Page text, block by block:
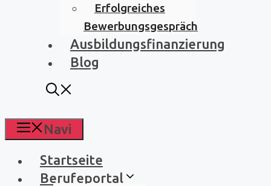
Erfolgreiches
Bewerbungsgespräch
Ausbildungsfinanzierung
Blog
Navi
Startseite
Berufeportal